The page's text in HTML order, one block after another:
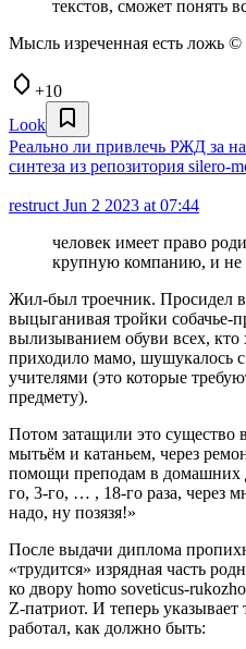
текстов, сможет понять
Мысль изреченная есть ложь ©
+10
Look
Реально ли привлечь РЖД за
синтеза из репозитория silero-
restruct Jun 2 2023 at 07:44
человек имеет право
крупную компанию, и не
Жил-был троечник. Просидел
выцыганивая тройки собачье-
вылизыванием обуви всех, кто
приходило мамо, шушукалось
учителями (это которые
предмету).
Потом затащили это
мытьём и катаньем, через
помощи преподам в домашних
го, 3-го, … , 18-го раза, через
надо, ну позязя!»
После выдачи диплома
«трудится» изрядная часть
ко двору homo soveticus-
Z-патриот. И теперь
работал, как должно быть: